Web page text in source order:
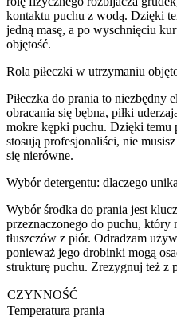
kontaktu puchu z wodą. Dzięki
jedną masę, a po wyschnięciu
objętość.
Rola piłeczki w utrzymaniu
Piłeczka do prania to niezbędny
obracania się bębna, piłki
mokre kępki puchu. Dzięki temu
stosują profesjonaliści, nie
się nierówne.
Wybór detergentu: dlaczego
Wybór środka do prania jest
przeznaczonego do puchu, który
tłuszczów z piór. Odradzam
ponieważ jego drobinki mogą
strukturę puchu. Zrezygnuj też z
CZYNNOŚĆ
Temperatura prania